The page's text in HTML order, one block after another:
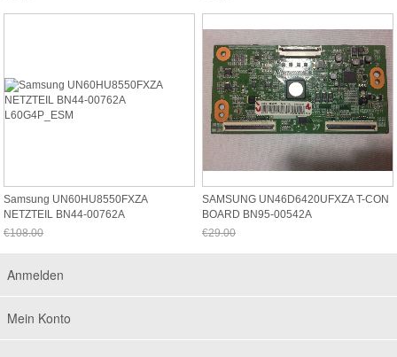
Samsung UN60HU8550FXZA
NETZTEIL BN44-00762A
L60G4P_ESM
€108.00
SAMSUNG UN46D6420UFXZA T-CON
BOARD BN95-00542A
SH120PMB4SV0.3
€29.00
Anmelden
Mein Konto